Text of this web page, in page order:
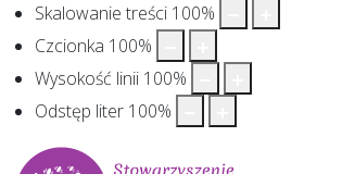
Skalowanie treści 100%
Czcionka 100%
Wysokość linii 100%
Odstęp liter 100%